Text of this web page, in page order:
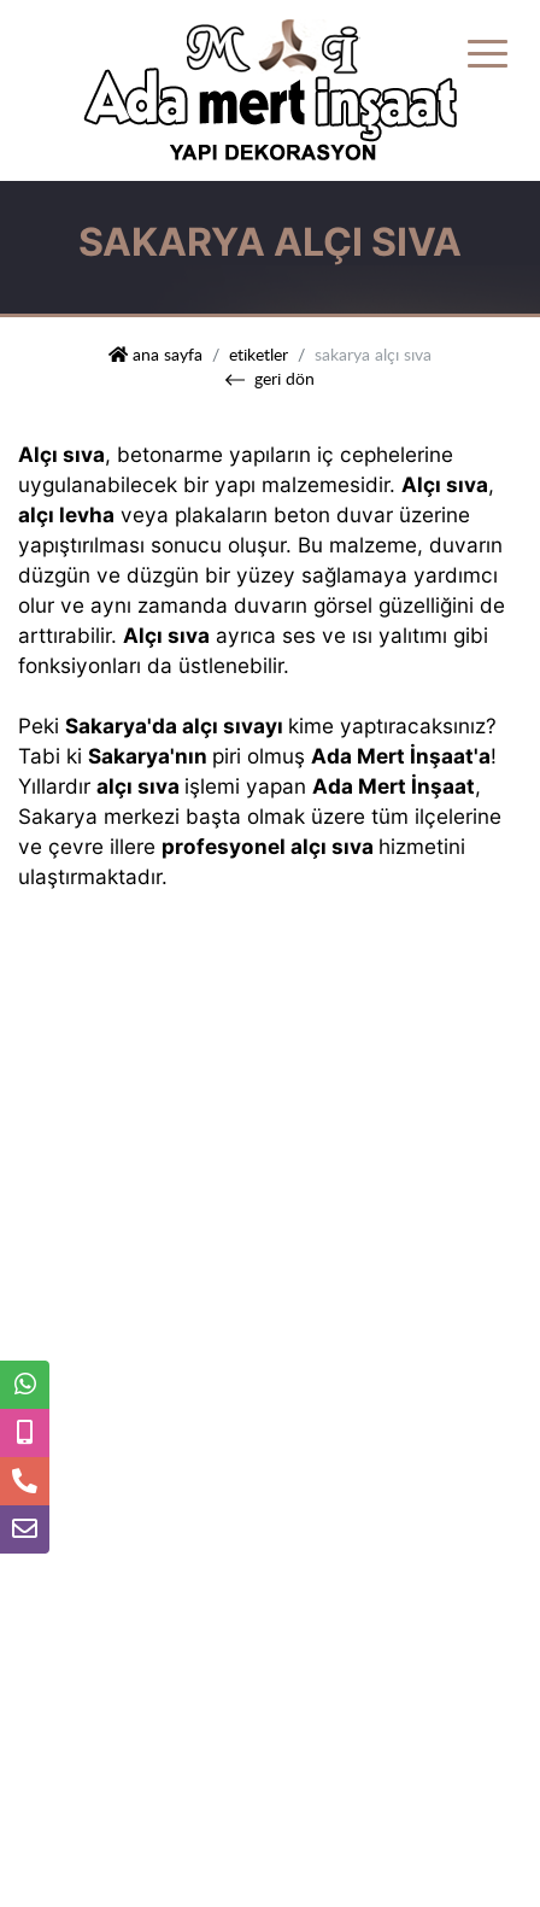
SAKARYA ALÇI SIVA
ana sayfa mert i̇nşaat yapı dekorasyon
etiketler
sakarya alçı sıva
geri dön
Alçı sıva, betonarme yapıların iç cephelerine
uygulanabilecek bir yapı malzemesidir. Alçı sıva,
alçı levha veya plakaların beton duvar üzerine
yapıştırılması sonucu oluşur. Bu malzeme, duvarın
düzgün ve düzgün bir yüzey sağlamaya yardımcı
olur ve aynı zamanda duvarın görsel güzelliğini de
arttırabilir. Alçı sıva ayrıca ses ve ısı yalıtımı gibi
fonksiyonları da üstlenebilir.
Peki Sakarya'da alçı sıvayı kime yaptıracaksınız?
Tabi ki Sakarya'nın piri olmuş Ada Mert İnşaat'a!
Yıllardır alçı sıva işlemi yapan Ada Mert İnşaat,
Sakarya merkezi başta olmak üzere tüm ilçelerine
ve çevre illere profesyonel alçı sıva hizmetini
ulaştırmaktadır.